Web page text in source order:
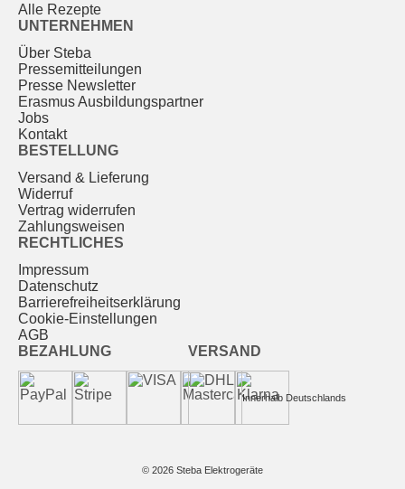
Alle Rezepte
UNTERNEHMEN
Über Steba
Pressemitteilungen
Presse Newsletter
Erasmus Ausbildungspartner
Jobs
Kontakt
BESTELLUNG
Versand & Lieferung
Widerruf
Vertrag widerrufen
Zahlungsweisen
RECHTLICHES
Impressum
Datenschutz
Barrierefreiheitserklärung
Cookie-Einstellungen
AGB
BEZAHLUNG
VERSAND
Innerhalb Deutschlands
© 2026 Steba Elektrogeräte